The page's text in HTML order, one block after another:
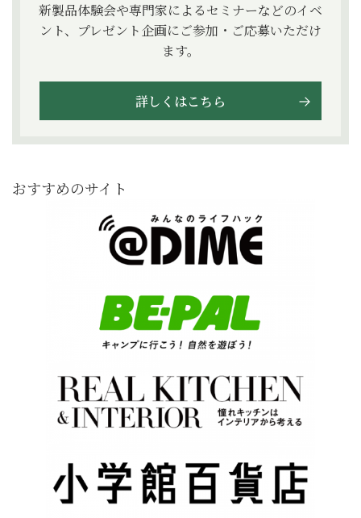
新製品体験会や専門家によるセミナーなどのイベ
ント、プレゼント企画にご参加・ご応募いただけ
ます。
詳しくはこちら
おすすめのサイト